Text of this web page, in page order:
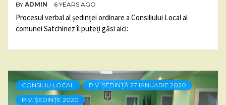
BY ADMIN 6 YEARS AGO
Procesul verbal al ședinței ordinare a Consiliului Local al
comunei Satchinez îl puteți găsi aici:
CONSILIU LOCAL
P.V. ȘEDINȚĂ 27 IANUARIE 2020
P.V. ȘEDINȚE 2020